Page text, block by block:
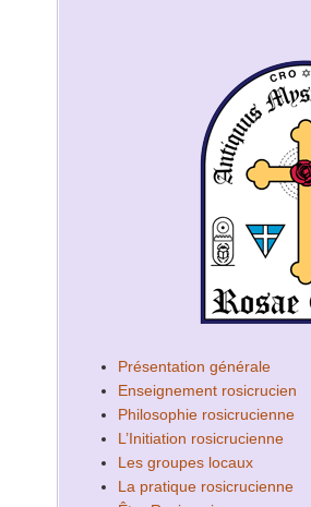
Présentation générale
Enseignement rosicrucien
Philosophie rosicrucienne
L’Initiation rosicrucienne
Les groupes locaux
La pratique rosicrucienne